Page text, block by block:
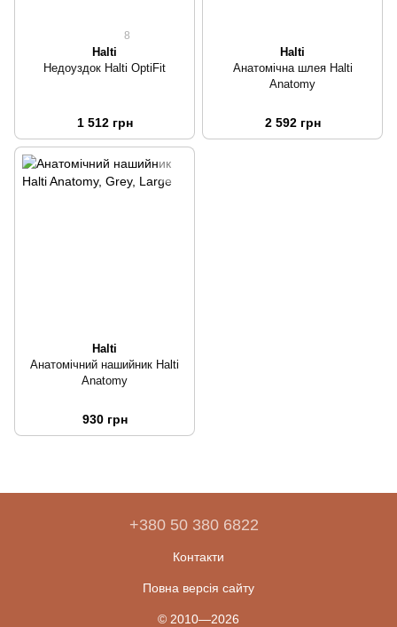
8
Halti
Недоуздок Halti OptiFit
1 512 грн
Halti
Анатомічна шлея Halti
Anatomy
2 592 грн
Halti
Анатомічний нашийник Halti
Anatomy
930 грн
+380 50 380 6822
Контакти
Повна версія сайту
© 2010—2026